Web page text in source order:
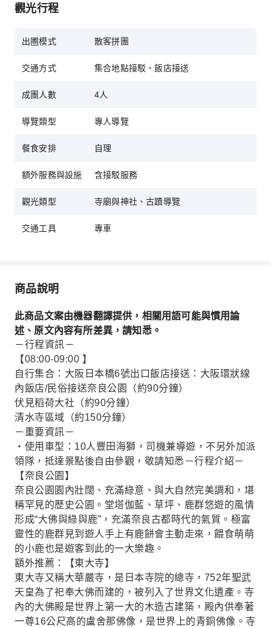
觀光行程
出圑模式 散客拼團
交通方式 集合地點接駁、飯店接送
成團人數 4人
導覽類型 專人導覽
餐食安排 自理
額外服務與設施 含接駁服務
觀光類型 寺廟與神社、古蹟導覽
交通工具 專車
商品說明
此商品文案由機器翻譯提供，相關用語可能與慣用論
述、原文內容有所差異，請知悉。
－行程資訊－
【08:00-09:00 】
自行集合：大阪日本橋6號出口飯店接送：大阪環狀線
內飯店/民俗接送奈良公園（約90分鐘）
伏見稻荷大社（約90分鐘）
清水寺區域（約150分鐘）
－重要資訊－
・使用車型：10人豐田海獅，司機兼導遊，不另外加派
領隊，抵達景點後自由參觀，敬請知悉－行程介紹－
【奈良公園】
奈良公園園內壯闊、充滿綠意、與大自然完美調和，堪
稱罕見的歷史公園。堂塔伽藍、草坪、鹿群悠遊的風情
形成“大佛與綠與鹿”，充滿奈良古都時代的氣質。極富
靈性的鹿群見到遊人手上有鹿餅會主動走來，餵食萌萌
的小鹿也是遊客到此的一大樂趣。
額外推薦：【東大寺】
東大寺又稱大華嚴寺，是日本寺院的總寺，752年聖武
天皇為了祀奉大佛而建的，被列入了世界文化遺產。寺
內的大佛殿是世界上第一大的木造古建築，殿內供奉著
一尊16公尺高的盧舍那佛像，是世界上的青銅佛像。寺